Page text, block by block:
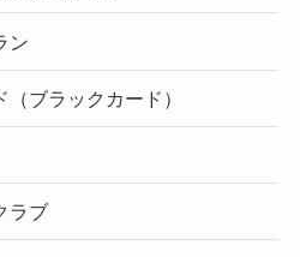
ン
ブラックカード）
ラブ